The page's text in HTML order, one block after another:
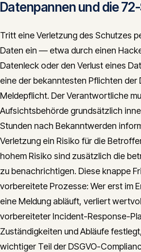
Datenpannen und die
Tritt eine Verletzung des Schutzes
Daten ein — etwa durch einen
Datenleck oder den Verlust eines
eine der bekanntesten Pflichten der
Meldepflicht. Der Verantwortliche
Aufsichtsbehörde grundsätzlich
Stunden nach Bekanntwerden
Verletzung ein Risiko für die
hohem Risiko sind zusätzlich die
zu benachrichtigen. Diese knappe
vorbereitete Prozesse: Wer erst im
eine Meldung abläuft, verliert
vorbereiteter Incident-Response-
Zuständigkeiten und Abläufe
wichtiger Teil der DSGVO-